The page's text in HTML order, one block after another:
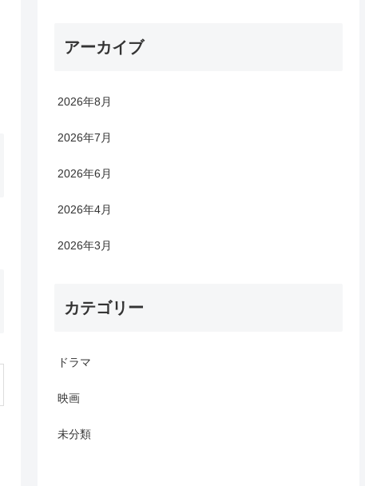
アーカイブ
2026年8月
2026年7月
2026年6月
2026年4月
2026年3月
カテゴリー
ドラマ
映画
未分類